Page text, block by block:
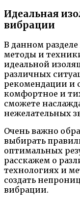
Идеальная
вибрации
В данном
методы и
идеальной
различных
рекомендации и
комфортное и
сможете
нежелательных
Очень важно
выбирать
оптимальных
расскажем о
технологиях и
создать
вибрации.